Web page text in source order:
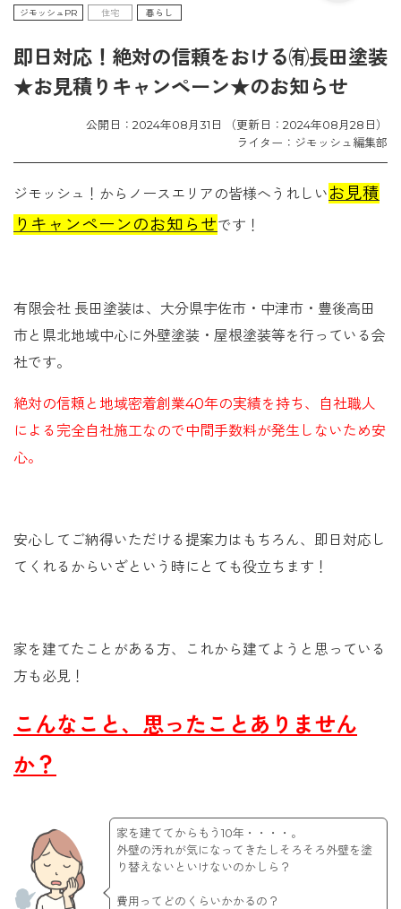
ジモッシュPR 住宅 暮らし
即日対応！絶対の信頼をおける㈲長田塗装
★お見積りキャンペーン★のお知らせ
公開日：2024年08月31日 （更新日：2024年08月28日）
ライター：ジモッシュ編集部
ジモッシュ！からノースエリアの皆様へうれしい お見積
りキャンペーンのお知らせです！
有限会社 長田塗装は、大分県宇佐市・中津市・豊後高田
市と県北地域中心に外壁塗装・屋根塗装等を行っている会
社です。
絶対の信頼と地域密着創 業40年の実績を持ち、自社職人
による完全自社施工なので中間手数料が発生しないため安
心。
安心してご納得いただける提案力はもちろん、即日対応し
てくれるからいざという時にとても役立ちます！
家を建てたことがある方、これから建てようと思っている
方も必見！
こんなこと、思ったことありません
か？
家を建ててからもう10年・・・・。
外壁の汚れが気になってきたしそろそろ外壁を塗
り替えないといけないのかしら？
費用ってどのくらいかかるの？